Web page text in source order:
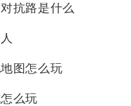
抗路是什么
图怎么玩
么玩